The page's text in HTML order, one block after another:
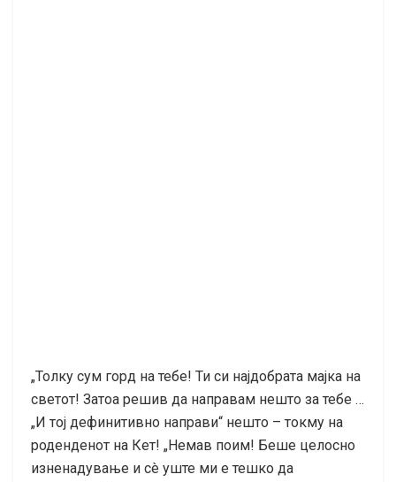
„Толку сум горд на тебе! Ти си најдобрата мајка на
светот! Затоа решив да направам нешто за тебе …
„И тој дефинитивно направи“ нешто – токму на
роденденот на Кет! „Немав поим! Беше целосно
изненадување и сè уште ми е тешко да